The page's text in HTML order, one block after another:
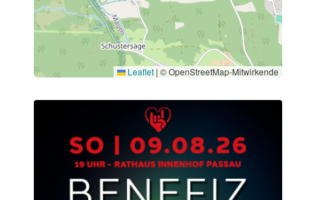
Leaflet | © OpenStreetMap-Mitwirkende